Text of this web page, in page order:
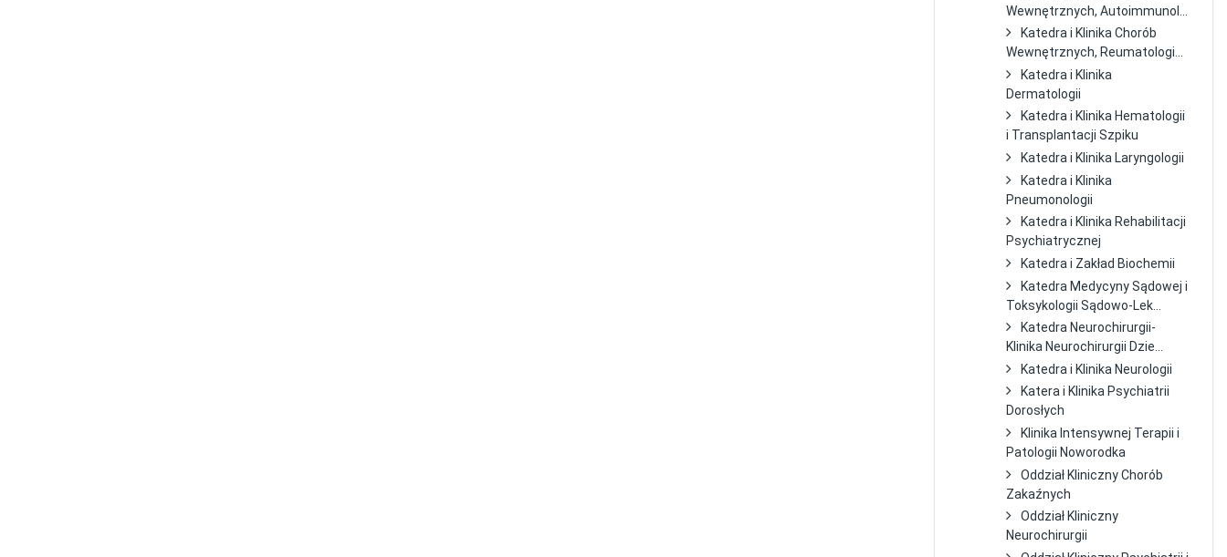
Wewnętrznych, Autoimmunol...
Katedra i Klinika Chorób
Wewnętrznych, Reumatologi...
Katedra i Klinika
Dermatologii
Katedra i Klinika Hematologii
i Transplantacji Szpiku
Katedra i Klinika Laryngologii
Katedra i Klinika
Pneumonologii
Katedra i Klinika Rehabilitacji
Psychiatrycznej
Katedra i Zakład Biochemii
Katedra Medycyny Sądowej i
Toksykologii Sądowo-Lek...
Katedra Neurochirurgii-
Klinika Neurochirurgii Dzie...
Katedra i Klinika Neurologii
Katera i Klinika Psychiatrii
Dorosłych
Klinika Intensywnej Terapii i
Patologii Noworodka
Oddział Kliniczny Chorób
Zakaźnych
Oddział Kliniczny
Neurochirurgii